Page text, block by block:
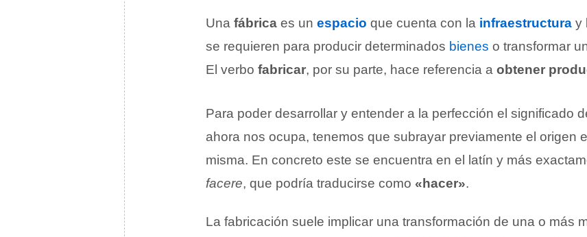
Una fábrica es un espacio que cuenta con la infraestructura y
se requieren para producir determinados bienes o transformar
El verbo fabricar, por su parte, hace referencia a obtener
Para poder desarrollar y entender a la perfección el significado
ahora nos ocupa, tenemos que subrayar previamente el origen
misma. En concreto este se encuentra en el latín y más
facere, que podría traducirse como «hacer».
La fabricación suele implicar una transformación de una o más